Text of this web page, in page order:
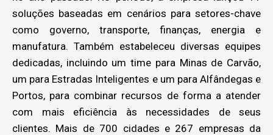
soluções baseadas em cenários para setores-chave
como governo, transporte, finanças, energia e
manufatura. Também estabeleceu diversas equipes
dedicadas, incluindo um time para Minas de Carvão,
um para Estradas Inteligentes e um para Alfândegas e
Portos, para combinar recursos de forma a atender
com mais eficiência às necessidades de seus
clientes. Mais de 700 cidades e 267 empresas da